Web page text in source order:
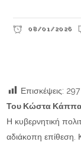
08/01/2026
Επισκέψεις: 297
Του Κώστα
Η κυβερνητική
αδιάκοπη επίθεση.